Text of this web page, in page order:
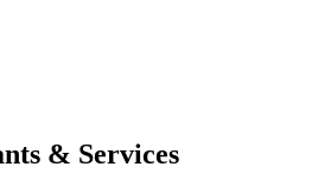
& Services